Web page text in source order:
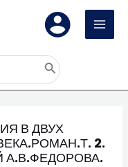
В ДВУХ
2.
А.В.ФЕДОРОВА.